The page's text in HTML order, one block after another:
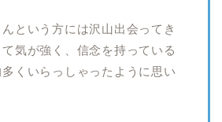
という方には沢山出会ってき
気が強く、信念を持っている
くいらっしゃったように思い